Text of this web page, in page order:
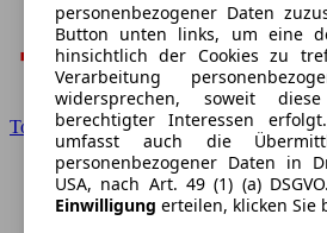
Toyota
personenbezogener Daten
Button unten links, um eine
hinsichtlich der Cookies zu
Verarbeitung
widersprechen, soweit
berechtigter Interessen
umfasst auch die
personenbezogener Daten in
USA, nach Art. 49 (1) (a)
Einwilligung erteilen, klicken Sie